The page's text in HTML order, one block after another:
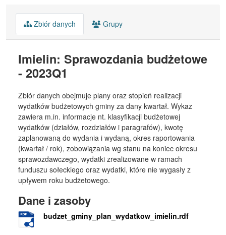
Zbiór danych Grupy
Imielin: Sprawozdania budżetowe
- 2023Q1
Zbiór danych obejmuje plany oraz stopień realizacji
wydatków budżetowych gminy za dany kwartał. Wykaz
zawiera m.in. informacje nt. klasyfikacji budżetowej
wydatków (działów, rozdziałów i paragrafów), kwotę
zaplanowaną do wydania i wydaną, okres raportowania
(kwartał / rok), zobowiązania wg stanu na koniec okresu
sprawozdawczego, wydatki zrealizowane w ramach
funduszu sołeckiego oraz wydatki, które nie wygasły z
upływem roku budżetowego.
Dane i zasoby
budzet_gminy_plan_wydatkow_imielin.rdf